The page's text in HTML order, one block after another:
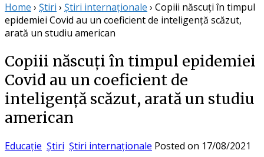
Home › Știri › Știri internaționale › Copiii născuți în timpul
epidemiei Covid au un coeficient de inteligență scăzut,
arată un studiu american
Copiii născuți în timpul epidemiei
Covid au un coeficient de
inteligență scăzut, arată un studiu
american
Educație Știri Știri internaționale Posted on 17/08/2021